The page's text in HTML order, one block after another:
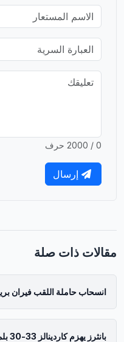
0 / 2000 حرف
إرسال
مقالات ذات صلة
انسحاب حاملة اللقب فيران
بانثرز يهزم كاردينالز 33-30 بلمسة كينغ في الثواني الأخيرة